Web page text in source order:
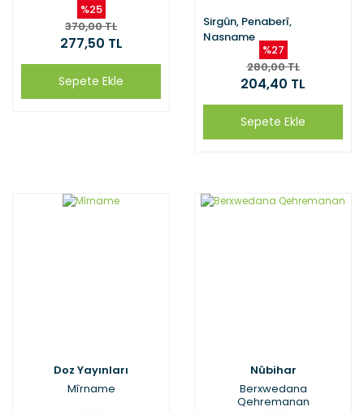
%25
370,00 TL
277,50 TL
Sepete Ekle
Sirgûn, Penaberî,
Nasname
%27
280,00 TL
204,40 TL
Sepete Ekle
Doz Yayınları
Mîrname
Nûbihar
Berxwedana
Qehremanan